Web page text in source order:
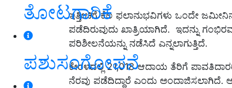
ತೋಟಗಾರಿಕೆ
ಪಶುಸಂಗೋಪನೆ
ಇತ್ತೀಚಿಗೆ ಕೆಲ ಫಲಾನುಭವಿಗಳು ಒಂದೇ
ಪಡೆದಿರುವುದು ಖಾತ್ರಿಯಾಗಿದೆ. ಇದನ್ನು
ಪರಿಶೀಲನೆಯನ್ನು ನಡೆಸಿದೆ ಎನ್ನಲಾಗುತ್ತಿದೆ.
ಕೇರಳದಲ್ಲಿ 21,018 ಆದಾಯ ತೆರಿಗೆ
ನೆರವು ಪಡೆದಿದ್ದಾರೆ ಎಂದು ಅಂದಾಜಿಸಲಾಗಿದೆ.